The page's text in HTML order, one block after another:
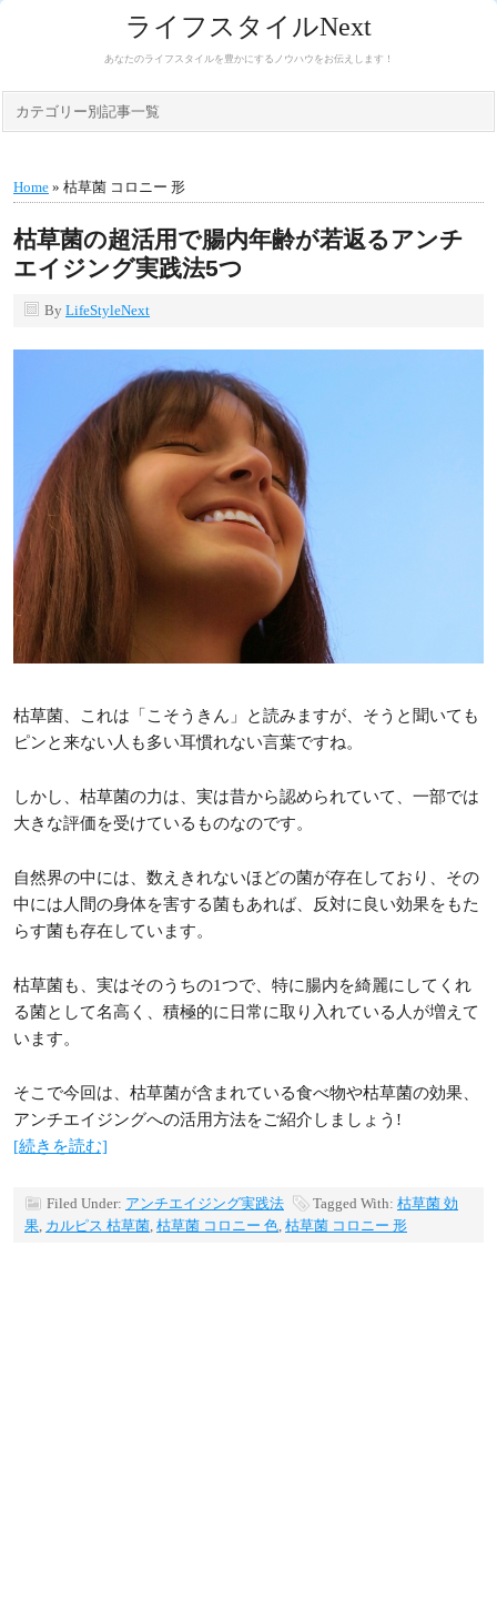
ライフスタイルNext
あなたのライフスタイルを豊かにするノウハウをお伝えします！
カテゴリー別記事一覧
Home » 枯草菌 コロニー 形
枯草菌の超活用で腸内年齢が若返るアンチ
エイジング実践法5つ
By LifeStyleNext
枯草菌、これは「こそうきん」と読みますが、そうと聞いても
ピンと来ない人も多い耳慣れない言葉ですね。
しかし、枯草菌の力は、実は昔から認められていて、一部では
大きな評価を受けているものなのです。
自然界の中には、数えきれないほどの菌が存在しており、その
中には人間の身体を害する菌もあれば、反対に良い効果をもた
らす菌も存在しています。
枯草菌も、実はそのうちの1つで、特に腸内を綺麗にしてくれ
る菌として名高く、積極的に日常に取り入れている人が増えて
います。
そこで今回は、枯草菌が含まれている食べ物や枯草菌の効果、
アンチエイジングへの活用方法をご紹介しましょう!
[続きを読む]
Filed Under: アンチエイジング実践法 Tagged With: 枯草菌 効
果, カルピス 枯草菌, 枯草菌 コロニー 色, 枯草菌 コロニー 形